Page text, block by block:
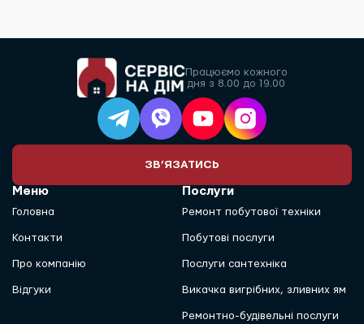
Працюємо кожного
дня з 8.00 до 19.00
ЗВ’ЯЗАТИСЬ
Меню
Головна
Контакти
Про компанію
Відгуки
Послуги
Ремонт побутової техніки
Побутові послуги
Послуги сантехніка
Викачка вигрібних, зливних ям
Ремонтно-будівельні послуги